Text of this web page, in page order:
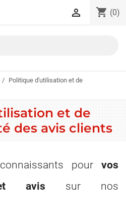
shopping_cart (0)

Politique d'utilisation et de
et de
des avis clients
pour vos
avis sur nos